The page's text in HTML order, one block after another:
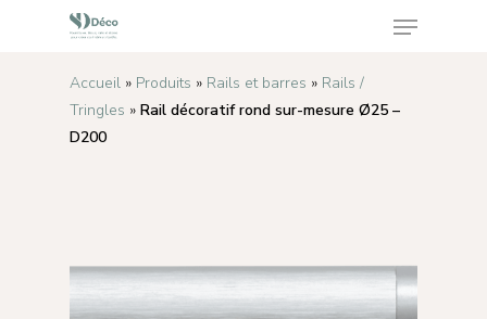
Appuyez sur Enter pour rechercher ou sur ESC
pour fermer
Accueil » Produits » Rails et barres » Rails /
Tringles » Rail décoratif rond sur-mesure Ø25 –
D200